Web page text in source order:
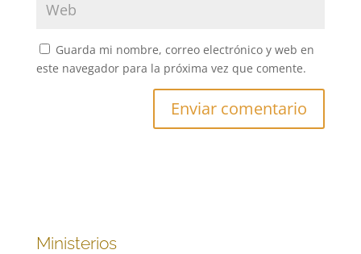
Guarda mi nombre, correo electrónico y web en
este navegador para la próxima vez que comente.
Ministerios